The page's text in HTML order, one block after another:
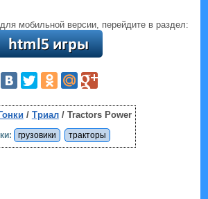
мобильной версии, перейдите в раздел:
Гонки / Триал/ Tractors Power
грузовики тракторы